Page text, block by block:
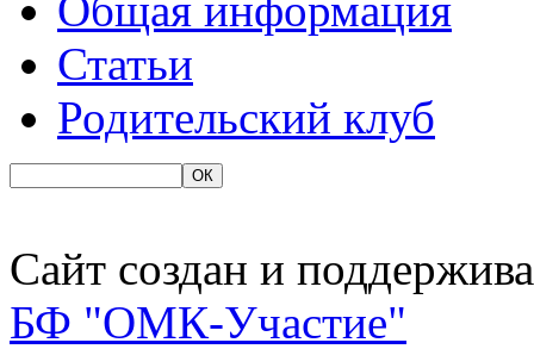
Статьи
Родительский клуб
Сайт создан и
БФ "ОМК-Участие"